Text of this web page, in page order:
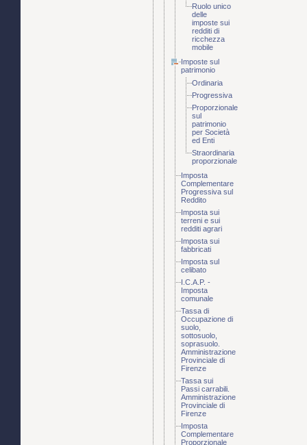
Ruolo unico
delle
imposte sui
redditi di
ricchezza
mobile
Imposte sul
patrimonio
Ordinaria
Progressiva
Proporzionale
sul
patrimonio
per Società
ed Enti
Straordinaria
proporzionale
Imposta
Complementare
Progressiva sul
Reddito
Imposta sui
terreni e sui
redditi agrari
Imposta sui
fabbricati
Imposta sul
celibato
I.C.A.P. -
Imposta
comunale
Tassa di
Occupazione di
suolo,
sottosuolo,
soprasuolo.
Amministrazione
Provinciale di
Firenze
Tassa sui
Passi carrabili.
Amministrazione
Provinciale di
Firenze
Imposta
Complementare
Proporzionale